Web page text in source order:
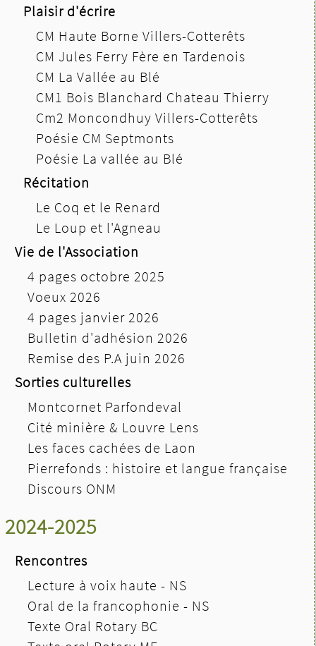
Plaisir d'écrire
CM Haute Borne Villers-Cotterêts
CM Jules Ferry Fère en Tardenois
CM La Vallée au Blé
CM1 Bois Blanchard Chateau Thierry
Cm2 Moncondhuy Villers-Cotterêts
Poésie CM Septmonts
Poésie La vallée au Blé
Récitation
Le Coq et le Renard
Le Loup et l'Agneau
Vie de l'Association
4 pages octobre 2025
Voeux 2026
4 pages janvier 2026
Bulletin d'adhésion 2026
Remise des P.A juin 2026
Sorties culturelles
Montcornet Parfondeval
Cité minière & Louvre Lens
Les faces cachées de Laon
Pierrefonds : histoire et langue française
Discours ONM
2024-2025
Rencontres
Lecture à voix haute - NS
Oral de la francophonie - NS
Texte Oral Rotary BC